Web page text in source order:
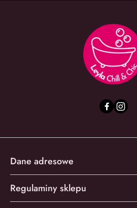
Dane adresowe
Regulaminy sklepu